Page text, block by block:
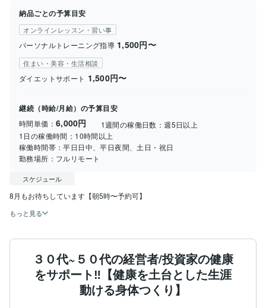
納品ごとの予算目安
オンラインレッスン・習い事
パーソナルトレーニング指導 1,500円〜
住まい・美容・生活相談
ダイエットサポート 1,500円〜
継続（時給/月給）の予算目安
時間単価： 6,000円 1週間の稼働日数：週5日以上
1日の稼働時間： 10時間以上
稼働時間帯：平日日中、平日夜間、土日・祝日
勤務場所： フルリモート
スケジュール
8月もお待ちしています【朝5時〜予約可】
もっと見る
３０代~５０代の経営者/投資家の健康
をサポート‼️【健康を土台とした生涯
動ける身体つくり】